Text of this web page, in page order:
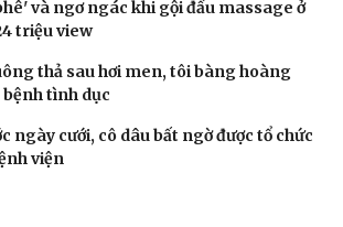
và ngơ ngác khi gội đầu massage ở
triệu view
thả sau hơi men, tôi bàng hoàng
tình dục
ngày cưới, cô dâu bất ngờ được tổ chức
viện